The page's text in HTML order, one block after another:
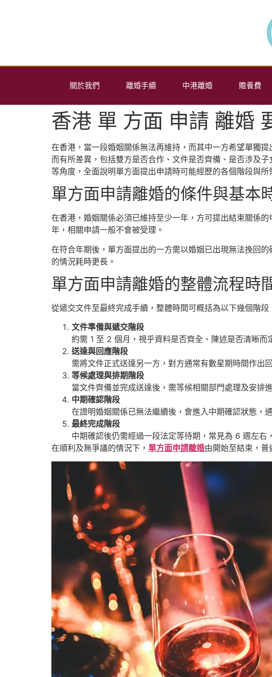
關於我們 離婚手續 中港離婚 贍養費
香港 單 方面 申請 離婚
在香港，當一段婚姻關係無法再維持，而其中一方希望單獨
而有所差異，包括雙方是否合作、文件是否齊備、是否涉及
等角度，全面說明單方面提出申請時可能經歷的各個階段與所
單方面申請離婚的條件與基本
在香港，婚姻關係必須已維持至少一年，方可提出結束關係
年，相關申請一般不會被受理。
在符合年期後，單方面提出的一方需以婚姻已出現無法挽回
的情況耗時更長。
單方面申請離婚的整體流程時
從遞交文件至最終完成手續，整體時間可概括為以下幾個階段
文件準備與遞交階段
約需 1 至 2 個月，視乎資料是否齊全、陳述是否清晰而
送達與回應階段
需將文件正式送達另一方，對方通常有數星期時間作出
等候處理與排期階段
當文件齊備並完成送達後，需等候相關部門處理及安排
中期確認階段
在證明婚姻關係已無法繼續後，會進入中期確認狀態，
最終完成階段
中期確認後仍需經過一段法定等待期，常見為 6 週左右
在順利及無爭議的情況下， 單方面申請離婚由開始至結束，